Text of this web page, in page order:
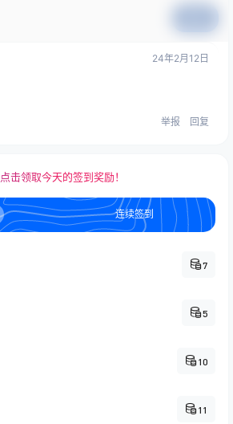
24年2月12日
举报 回复
点击领取今天的签到奖励！
连续签到
7
5
10
11